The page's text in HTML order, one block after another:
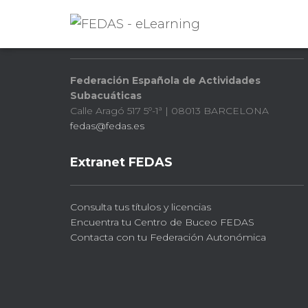
Federación Española de Actividades
Subacuáticas
Calle Aragó 517 5º-1ª | 08013 BARCELONA
fedas@fedas.es
Extranet FEDAS
Consulta tus títulos y licencias
Encuentra tu Centro de Buceo FEDAS
Contacta con tu Federación Autonómica